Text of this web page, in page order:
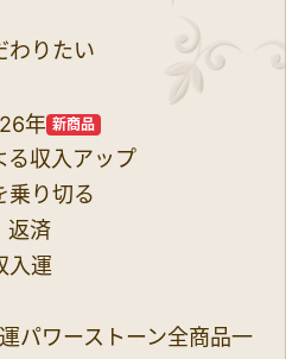
わりたい
年 新商品
る収入アップ
乗り切る
返済
入運
パワーストーン全商品一